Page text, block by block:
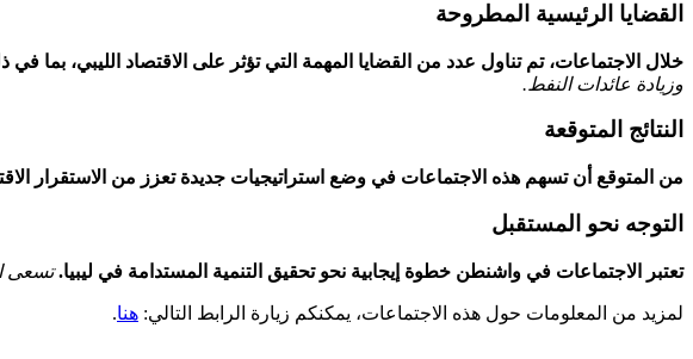
القضايا الرئيسية المطروحة
خلال⁣ الاجتماعات، تم تناول عدد من⁢ القضايا المهمة التي تؤثر على الاقتصاد الليبي، بما
وزيادة عائدات النفط.
النتائج المتوقعة
من المتوقع أن تسهم هذه الاجتماعات في ⁢وضع استراتيجيات جديدة ⁤تعزز من الاستقرار⁢
التوجه نحو المستقبل
تعتبر الاجتماعات في⁤ واشنطن خطوة إيجابية نحو تحقيق التنمية المستدامة في ليبيا. تسعى
لمزيد من المعلومات حول هذه الاجتماعات، يمكنكم زيارة الرابط‌ التالي: هنا.